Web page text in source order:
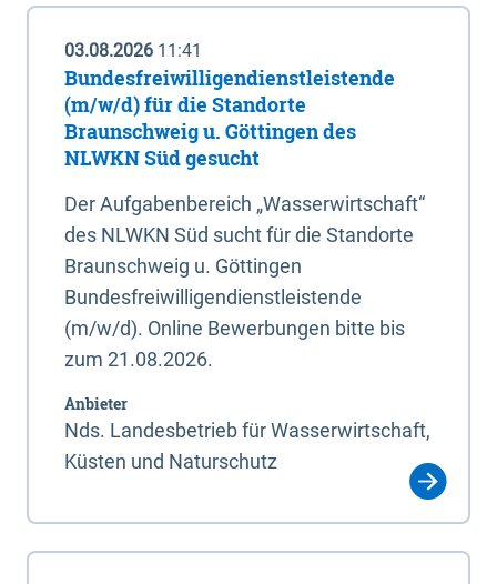
03.08.2026 11:41
Bundesfreiwilligendienstleistende
(m/w/d) für die Standorte
Braunschweig u. Göttingen des
NLWKN Süd gesucht
Der Aufgabenbereich „Wasserwirtschaft“
des NLWKN Süd sucht für die Standorte
Braunschweig u. Göttingen
Bundesfreiwilligendienstleistende
(m/w/d). Online Bewerbungen bitte bis
zum 21.08.2026.
Anbieter
Nds. Landesbetrieb für Wasserwirtschaft,
Küsten und Naturschutz